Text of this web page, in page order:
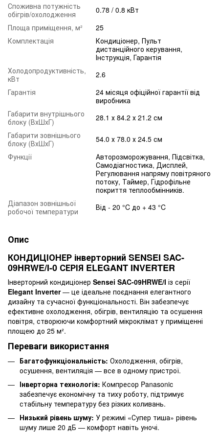
Споживна потужність
обігрів/охолодження
0.78 / 0.8 кВт
Площа приміщення, м²
25
Комплектація
Кондиціонер, Пульт
дистанційного керування,
Інструкція, Гарантія
Холодопродуктивність,
кВт
2.6
Гарантія
24 місяця офіційної гарантії від
виробника
Габарити внутрішнього
блоку (ВхШхГ)
28.1 х 84.2 х 21.2 см
Габарити зовнішнього
блоку (ВхШхГ)
54.0 х 78.0 х 24.5 см
Функції
Авторозморожування, Підсвітка,
Самодіагностика, Дисплей,
Регулювання напряму повітряного
потоку, Таймер, Гідрофільне
покриття теплообмінників.
Діапазон зовнішньої
робочої температури
Від - 20 °C до + 43 °C
Опис
КОНДИЦІОНЕР інверторний SENSEI SAC-
09HRWE/I-0 СЕРІЯ ELEGANT INVERTER
Інверторний кондиціонер Sensei SAC-09HRWE/I із серії
Elegant Inverter— це ідеальне поєднання елегантного
дизайну та сучасної функціональності. Він забезпечує
ефективне охолодження, обігрів, вентиляцію та осушення
повітря, створюючи комфортний мікроклімат у приміщенні
площею до 25 м².
Переваги використання
Багатофункціональність: Охолодження, обігрів,
осушення, вентиляція — все в одному пристрої.
Інверторна технологія: Компресор Panasonic
забезпечує економічну та тиху роботу, підтримує
стабільну температуру без різких коливань.
Низький рівень шуму: У режимі «Супер тиша» рівень
шуму лише 20 дБ — комфорт навіть уночі.